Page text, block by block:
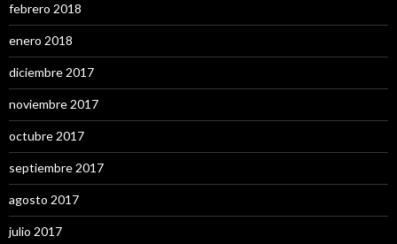
febrero 2018
enero 2018
diciembre 2017
noviembre 2017
octubre 2017
septiembre 2017
agosto 2017
julio 2017